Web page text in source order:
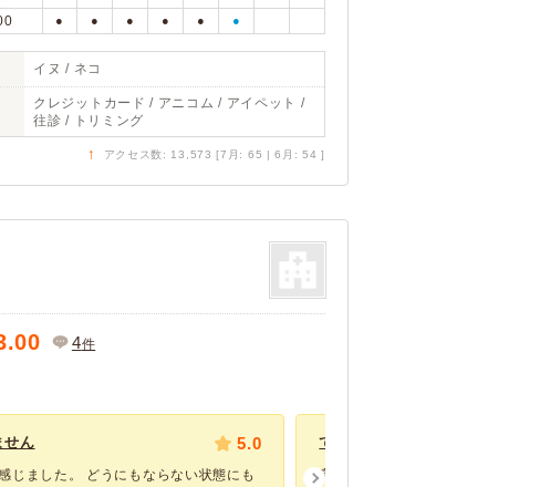
● ● ● ● ● ●
イヌ / ネコ
クレジットカード / アニコム / アイペット /
往診 / トリミング
↑ アクセス数: 13,573 [7月: 65 | 6月: 54 ]
4件
せん 5.0
じました。 どうにもならない状態にも
てんかんの治療を受けました。
高齢の小型犬でてんかんの症状が出